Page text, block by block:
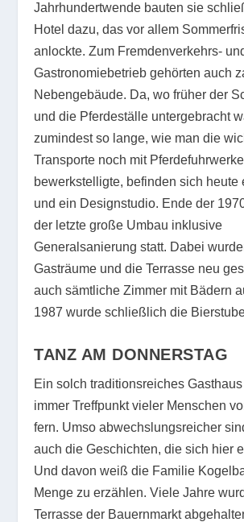
Jahrhundertwende bauten sie
Hotel dazu, das vor allem
anlockte. Zum Fremdenverkehrs-
Gastronomiebetrieb gehörten auch
Nebengebäude. Da, wo früher der
und die Pferdeställe untergebracht
zumindest so lange, wie man die
Transporte noch mit
bewerkstelligte, befinden sich heute
und ein Designstudio. Ende der
der letzte große Umbau inklusive
Generalsanierung statt. Dabei
Gasträume und die Terrasse neu
auch sämtliche Zimmer mit Bädern
1987 wurde schließlich die
TANZ AM DONNERSTAG
Ein solch traditionsreiches
immer Treffpunkt vieler Menschen
fern. Umso abwechslungsreicher
auch die Geschichten, die sich hier
Und davon weiß die Familie
Menge zu erzählen. Viele Jahre
Terrasse der Bauernmarkt